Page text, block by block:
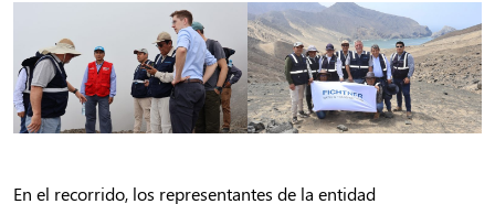
En el recorrido, los representantes de la entidad